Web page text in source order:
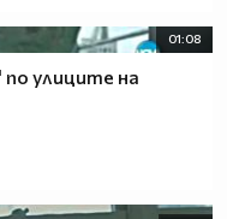
01:08
улиците на